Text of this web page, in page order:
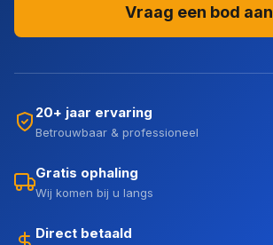
Vraag een bod aan
20+ jaar ervaring
Betrouwbaar & professioneel
Gratis ophaling
Wij komen bij u langs
Direct betaald